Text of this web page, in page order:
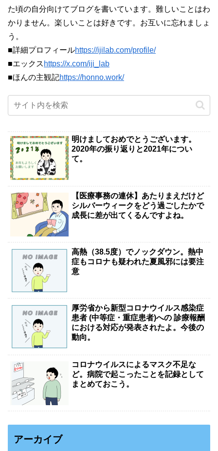
た頃の自分向けてブログを書いています。難しいことはわ
かりません。楽しいことは好きです。お互いに忘れましょ
う。
■詳細プロフィールhttps://ijilab.com/profile/
■エックス https://x.com/iji_lab
■ほんの主観記https://honno.work/
明けましておめでとうございます。
2020年の振り返りと2021年につい
て。
【医療事務の連休】あたりまえだけど
シルバーウィークをどう過ごしたかで
成長に差が出てくるんですよね。
高熱（38.5度）でノックダウン。熱中
症もコロナも疑われた夏風邪には要注
意
厚労省から新型コロナウイルス感染症
患者 (中等症・重症患者)への 診療報酬
における対応が発表されたよ。今後の
動向。
コロナウイルスによるマスク不足な
ど。病院で起こったことを記録として
まとめておこう。
アーカイブ